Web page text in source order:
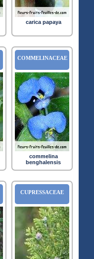
carica papaya
COMMELINACEAE
commelina
benghalensis
CUPRESSACEAE